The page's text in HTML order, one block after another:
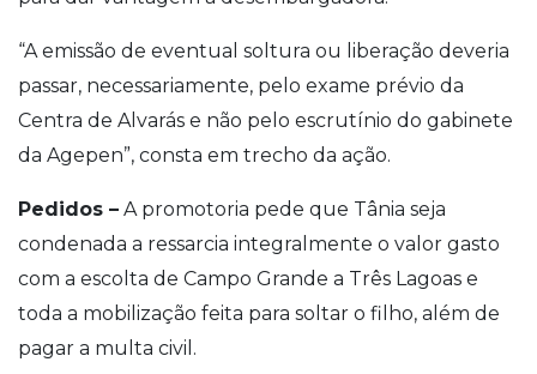
“A emissão de eventual soltura ou liberação deveria
passar, necessariamente, pelo exame prévio da
Centra de Alvarás e não pelo escrutínio do gabinete
da Agepen”, consta em trecho da ação.
Pedidos – A promotoria pede que Tânia seja
condenada a ressarcia integralmente o valor gasto
com a escolta de Campo Grande a Três Lagoas e
toda a mobilização feita para soltar o filho, além de
pagar a multa civil.